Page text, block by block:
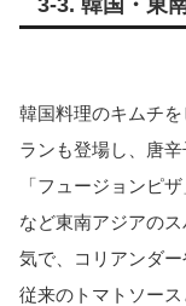
韓国料理のキムチ
ランも登場し、唐
「フュージョンピ
など東南アジアの
気で、コリアンダー
従来のトマトソー